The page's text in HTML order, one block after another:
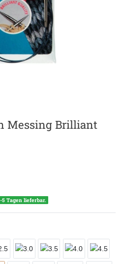
Messing Brilliant
Tagen lieferbar.